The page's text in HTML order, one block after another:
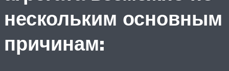
нескольким основным
причинам: